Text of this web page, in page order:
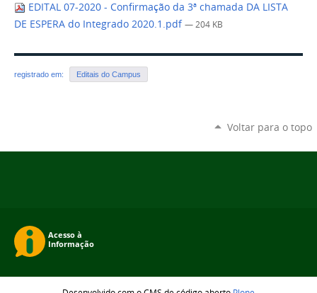
EDITAL 07-2020 - Confirmação da 3ª chamada DA LISTA
DE ESPERA do Integrado 2020.1.pdf — 204 KB
registrado em: Editais do Campus
Voltar para o topo